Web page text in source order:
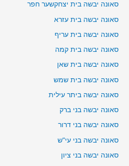
סאונה יבשה בית יצחקשער חפר
סאונה יבשה בית עזרא
סאונה יבשה בית עריף
סאונה יבשה בית קמה
סאונה יבשה בית שאן
סאונה יבשה בית שמש
סאונה יבשה ביתר עילית
סאונה יבשה בני ברק
סאונה יבשה בני דרור
סאונה יבשה בני עי"ש
סאונה יבשה בני ציון